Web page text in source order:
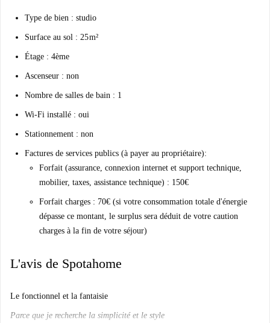
Type de bien : studio
Surface au sol : 25 m²
Étage : 4ème
Ascenseur : non
Nombre de salles de bain : 1
Wi-Fi installé : oui
Stationnement : non
Factures de services publics (à payer au propriétaire):
Forfait (assurance, connexion internet et support technique,
mobilier, taxes, assistance technique) : 150€
Forfait charges : 70€ (si votre consommation totale d'énergie
dépasse ce montant, le surplus sera déduit de votre caution
charges à la fin de votre séjour)
L'avis de Spotahome
Le fonctionnel et la fantaisie
Parce que je recherche la simplicité et le style